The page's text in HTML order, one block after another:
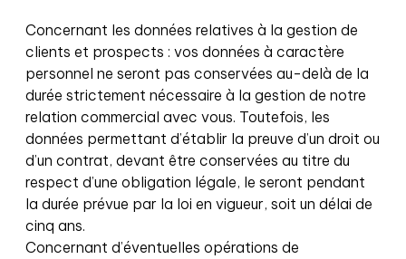
Concernant les données relatives à la gestion de
clients et prospects : vos données à caractère
personnel ne seront pas conservées au-delà de la
durée strictement nécessaire à la gestion de notre
relation commercial avec vous. Toutefois, les
données permettant d’établir la preuve d’un droit ou
d’un contrat, devant être conservées au titre du
respect d’une obligation légale, le seront pendant
la durée prévue par la loi en vigueur, soit un délai de
cinq ans.
Concernant d’éventuelles opérations de